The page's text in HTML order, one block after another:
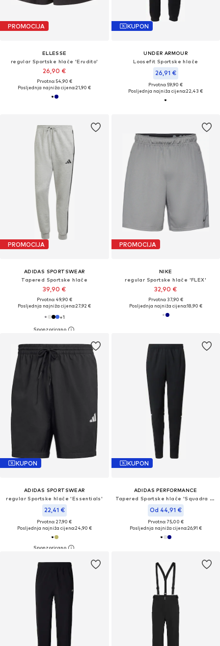
PROMOCIJA
ELLESSE
regular Sportske hlače 'Erudito'
26,90 €
Prvotno: 54,90 €
Posljednja najniža cijena:21,90 €
KUPON
UNDER ARMOUR
Loosefit Sportske hlače
26,91 €
Prvotno: 59,90 €
Posljednja najniža cijena:22,43 €
PROMOCIJA
ADIDAS SPORTSWEAR
Tapered Sportske hlače
39,90 €
Prvotno: 49,90 €
Posljednja najniža cijena:27,92 €
+1
PROMOCIJA
NIKE
regular Sportske hlače 'FLEX'
32,90 €
Prvotno: 37,90 €
Posljednja najniža cijena:18,90 €
KUPON
ADIDAS SPORTSWEAR
regular Sportske hlače 'Essentials'
22,41 €
Prvotno: 27,90 €
Posljednja najniža cijena:24,90 €
KUPON
ADIDAS PERFORMANCE
Tapered Sportske hlače 'Squadra 25'
Od 44,91 €
Prvotno: 75,00 €
Posljednja najniža cijena:26,91 €